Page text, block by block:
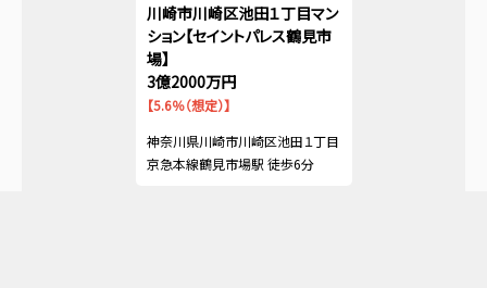
川崎市川崎区池田１丁目マン
ション【セイントパレス鶴見市
場】
3億2000万円
【5.6％（想定）】
神奈川県川崎市川崎区池田１丁目
京急本線鶴見市場駅 徒歩6分